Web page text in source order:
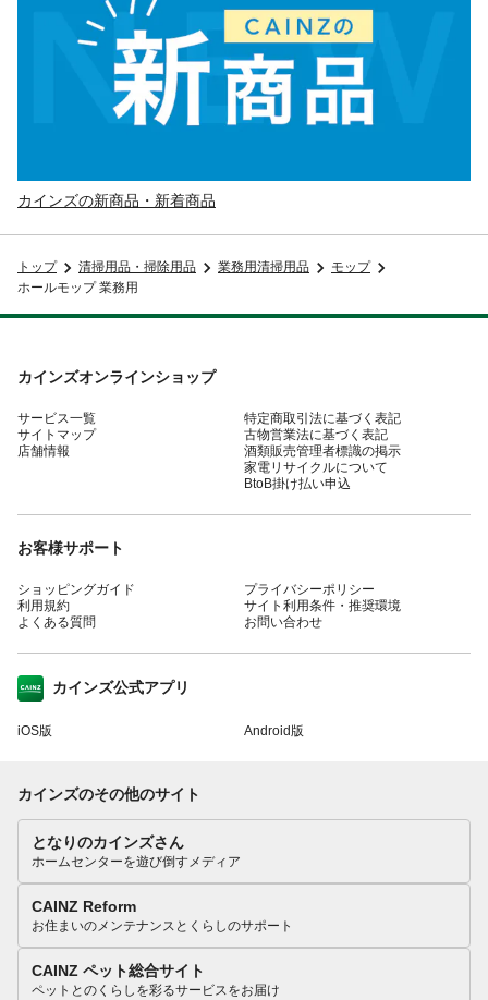
カインズの新商品・新着商品
トップ 清掃用品・掃除用品 業務用清掃用品
モップ
ホールモップ 業務用
カインズオンラインショップ
サービス一覧
サイトマップ
店舗情報
特定商取引法に基づく表記
古物営業法に基づく表記
酒類販売管理者標識の掲示
家電リサイクルについて
BtoB掛け払い申込
お客様サポート
ショッピングガイド
利用規約
よくある質問
プライバシーポリシー
サイト利用条件・推奨環境
お問い合わせ
カインズ公式アプリ
iOS版 Android版
カインズのその他のサイト
となりのカインズさん
ホームセンターを遊び倒すメディア
CAINZ Reform
お住まいのメンテナンスとくらしのサポート
CAINZ ペット総合サイト
ペットとのくらしを彩るサービスをお届け